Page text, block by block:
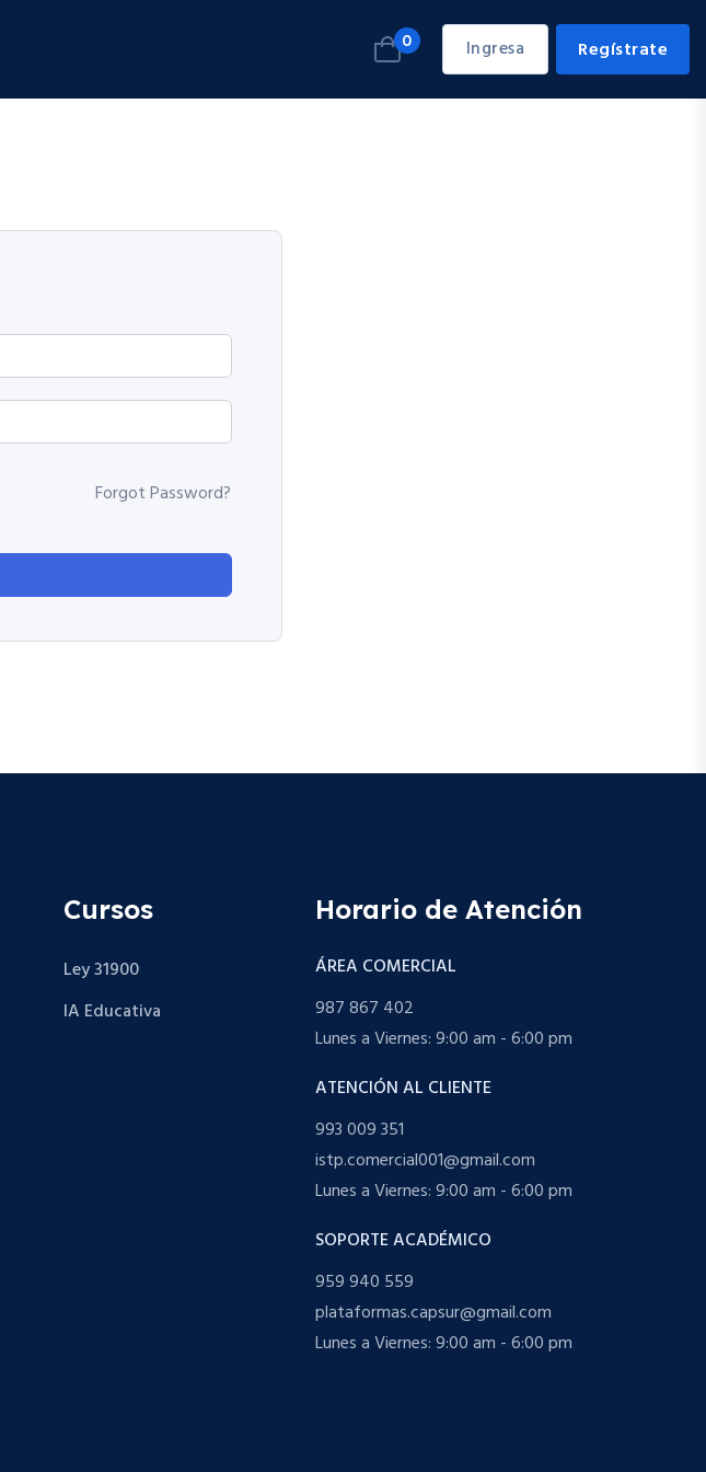
0 Ingresa Regístrate
Forgot Password?
Cursos
Ley 31900
IA Educativa
Horario de Atención
ÁREA COMERCIAL
987 867 402
Lunes a Viernes: 9:00 am - 6:00 pm
ATENCIÓN AL CLIENTE
993 009 351
istp.comercial001@gmail.com
Lunes a Viernes: 9:00 am - 6:00 pm
SOPORTE ACADÉMICO
959 940 559
plataformas.capsur@gmail.com
Lunes a Viernes: 9:00 am - 6:00 pm